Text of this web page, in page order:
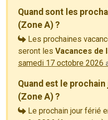
Quand sont les
(Zone A) ?
Les prochaines
seront les Vacances de
samedi 17 octobre 2026
Quand est le
(Zone A) ?
Le prochain jour férié